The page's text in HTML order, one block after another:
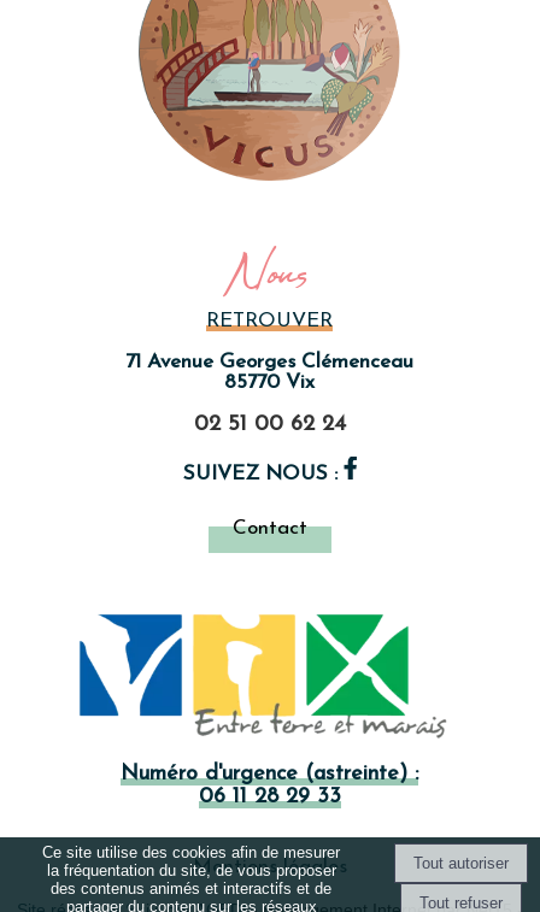
Nous
RETROUVER
71 Avenue Georges Clémenceau
85770 Vix
02 51 00 62 24
SUIVEZ NOUS :
Contact
Numéro d'urgence (astreinte) :
06 11 28 29 33
Mentions légales
Ce site utilise des cookies afin de mesurer
la fréquentation du site, de vous proposer
des contenus animés et interactifs et de
partager du contenu sur les réseaux